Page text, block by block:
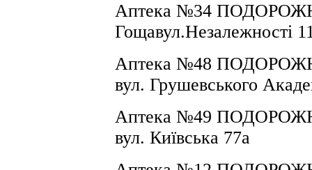
Аптека №34
Гощавул.Незалежності
Аптека №48
вул. Грушевського
Аптека №49
вул. Київська 77а